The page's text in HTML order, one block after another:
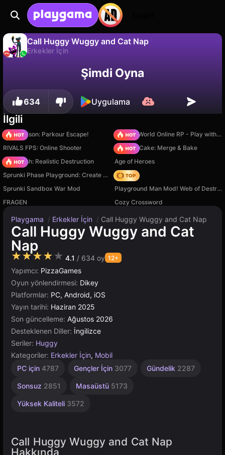
Call Huggy Wuggy and Cat Nap
Erkekler İçin
İlerlemeyi kaydet! Hayır
Şimdi Oyna
634 Uygulama
İlgili
Barry Prison: Parkour Escape!
Sprunki World Online RP - Play with Friends!
RIVALS FPS: Online Shooter
Piece of Cake: Merge & Bake
Car Crush: Realistic Destruction
Age of Heroes
Sprunki Phase Playground: Create Sprunki and Music
Hedgies
Sprunki Sandbox War Mod
Playground Man Mod! Web of Destruction!
FRAGEN
Cozy Crossword
Playgama / Erkekler İçin / Call Huggy Wuggy and Cat Nap
Call Huggy Wuggy and Cat
Nap
★★★★★ 4.1 / 634 oy 12+
Yapımcı: PizzaGames
Oyun yönlendirmesi: Dikey
Platformlar: PC, Android, iOS
Yayın tarihi: Haziran 2025
Son güncelleme: Ağustos 2026
Desteklenen Diller: İngilizce
Seriler: Huggy
Kategoriler: Erkekler İçin, Mobil
PC için 4787 Gençler İçin 3077 Gündelik 2287
Sonsuz 2851 Masaüstü 5173
Yüksek Kaliteli 3572
Tarayıcı
Unity
3177
Call Huggy Wuggy and Cat Nap
Hakkında